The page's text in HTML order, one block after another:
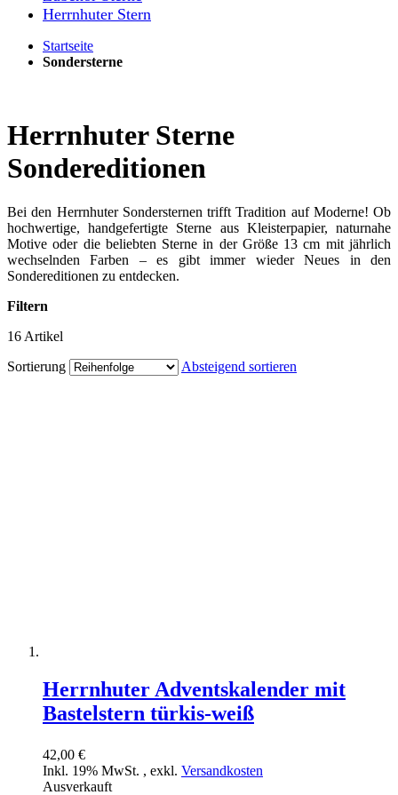
Herrnhuter Stern
Startseite
Sondersterne
Herrnhuter Sterne
Sondereditionen
Bei den Herrnhuter Sondersternen trifft Tradition auf Moderne! Ob
hochwertige, handgefertigte Sterne aus Kleisterpapier, naturnahe
Motive oder die beliebten Sterne in der Größe 13 cm mit jährlich
wechselnden Farben – es gibt immer wieder Neues in den
Sondereditionen zu entdecken.
Filtern
16 Artikel
Sortierung
Absteigend sortieren
Herrnhuter Adventskalender mit
Bastelstern türkis-weiß
42,00 €
Inkl. 19% MwSt. , exkl. Versandkosten
Ausverkauft